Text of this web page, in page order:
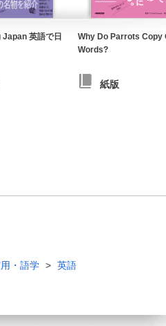
英語で日
Why Do Parrots Copy
Words?
紙版
・語学 英語